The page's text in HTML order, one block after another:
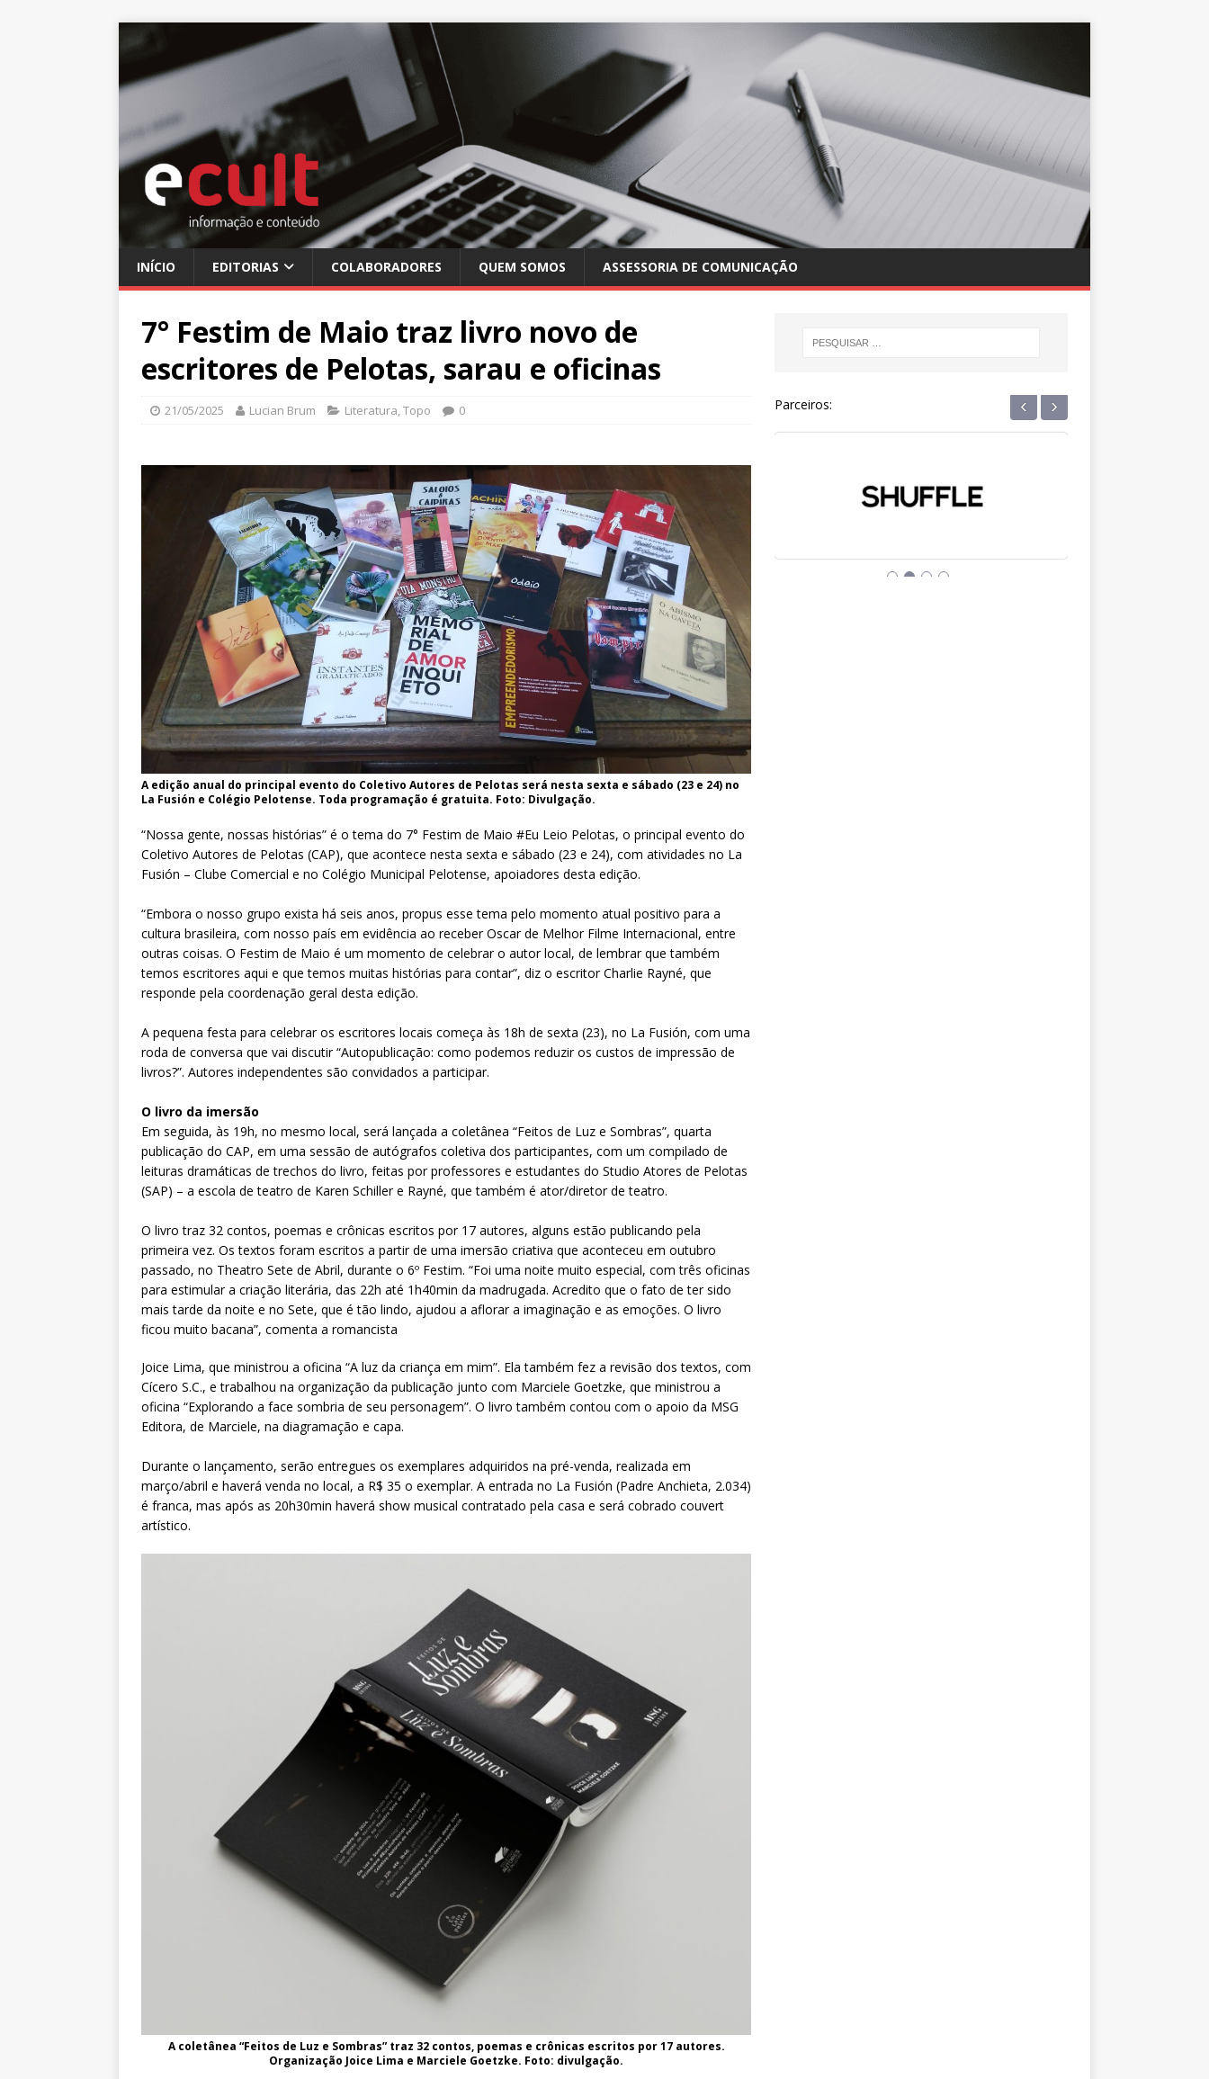
INÍCIO EDITORIAS COLABORADORES QUEM SOMOS ASSESSORIA DE COMUNICAÇÃO
7° Festim de Maio traz livro novo de
escritores de Pelotas, sarau e oficinas
21/05/2025 Lucian Brum Literatura Topo 0
A edição anual do principal evento do Coletivo Autores de Pelotas será nesta sexta e sábado (23 e 24) no
La Fusión e Colégio Pelotense. Toda programação é gratuita. Foto: Divulgação.
“Nossa gente, nossas histórias” é o tema do 7° Festim de Maio #Eu Leio Pelotas, o principal evento do
Coletivo Autores de Pelotas (CAP), que acontece nesta sexta e sábado (23 e 24), com atividades no La
Fusión – Clube Comercial e no Colégio Municipal Pelotense, apoiadores desta edição.
“Embora o nosso grupo exista há seis anos, propus esse tema pelo momento atual positivo para a
cultura brasileira, com nosso país em evidência ao receber Oscar de Melhor Filme Internacional, entre
outras coisas. O Festim de Maio é um momento de celebrar o autor local, de lembrar que também
temos escritores aqui e que temos muitas histórias para contar”, diz o escritor Charlie Rayné, que
responde pela coordenação geral desta edição.
A pequena festa para celebrar os escritores locais começa às 18h de sexta (23), no La Fusión, com uma
roda de conversa que vai discutir “Autopublicação: como podemos reduzir os custos de impressão de
livros?”. Autores independentes são convidados a participar.
O livro da imersão
Em seguida, às 19h, no mesmo local, será lançada a coletânea “Feitos de Luz e Sombras”, quarta
publicação do CAP, em uma sessão de autógrafos coletiva dos participantes, com um compilado de
leituras dramáticas de trechos do livro, feitas por professores e estudantes do Studio Atores de Pelotas
(SAP) – a escola de teatro de Karen Schiller e Rayné, que também é ator/diretor de teatro.
O livro traz 32 contos, poemas e crônicas escritos por 17 autores, alguns estão publicando pela
primeira vez. Os textos foram escritos a partir de uma imersão criativa que aconteceu em outubro
passado, no Theatro Sete de Abril, durante o 6º Festim. “Foi uma noite muito especial, com três oficinas
para estimular a criação literária, das 22h até 1h40min da madrugada. Acredito que o fato de ter sido
mais tarde da noite e no Sete, que é tão lindo, ajudou a aflorar a imaginação e as emoções. O livro
ficou muito bacana”, comenta a romancista
Joice Lima, que ministrou a oficina “A luz da criança em mim”. Ela também fez a revisão dos textos, com
Cícero S.C., e trabalhou na organização da publicação junto com Marciele Goetzke, que ministrou a
oficina “Explorando a face sombria de seu personagem”. O livro também contou com o apoio da MSG
Editora, de Marciele, na diagramação e capa.
Durante o lançamento, serão entregues os exemplares adquiridos na pré-venda, realizada em
março/abril e haverá venda no local, a R$ 35 o exemplar. A entrada no La Fusión (Padre Anchieta, 2.034)
é franca, mas após as 20h30min haverá show musical contratado pela casa e será cobrado couvert
artístico.
A coletânea “Feitos de Luz e Sombras” traz 32 contos, poemas e crônicas escritos por 17 autores.
Organização Joice Lima e Marciele Goetzke. Foto: divulgação.
Parceiros: ‹ ›